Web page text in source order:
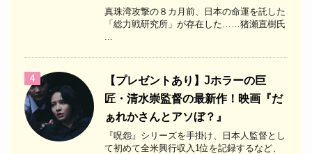
真珠湾攻撃の８カ月前、日本の命運を託した
「総力戦研究所」が存在した……猪瀬直樹氏
4
【プレゼントあり】Jホラーの巨
匠・清水崇監督の最新作！映画『だ
ぁれかさんとアソぼ？』
『呪怨』シリーズを手掛け、日本人監督とし
て初めて全米興行収入1位を記録するなど、